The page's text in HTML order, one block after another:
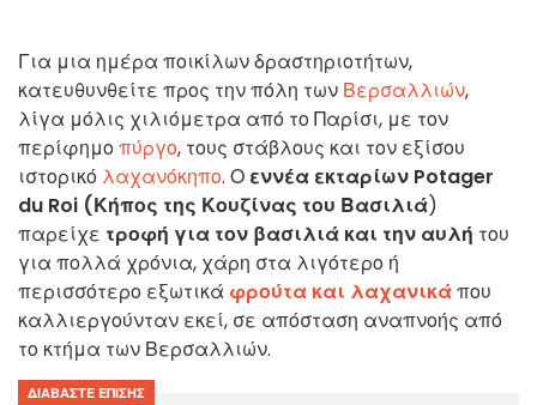
Για μια ημέρα ποικίλων δραστηριοτήτων,
κατευθυνθείτε προς την πόλη των Βερσαλλιών,
λίγα μόλις χιλιόμετρα από το Παρίσι, με τον
περίφημοπύργο, τους στάβλους και τον εξίσου
ιστορικό λαχανόκηπο. Ο εννέα εκταρίων Potager
du Roi (Κήπος της Κουζίνας του Βασιλιά)
παρείχε τροφή για τον βασιλιά και την αυλή του
για πολλά χρόνια, χάρη στα λιγότερο ή
περισσότερο εξωτικά φρούτα και λαχανικάπου
καλλιεργούνταν εκεί, σε απόσταση αναπνοής από
το κτήμα των Βερσαλλιών.
ΔΙΑΒΆΣΤΕ ΕΠΊΣΗΣ